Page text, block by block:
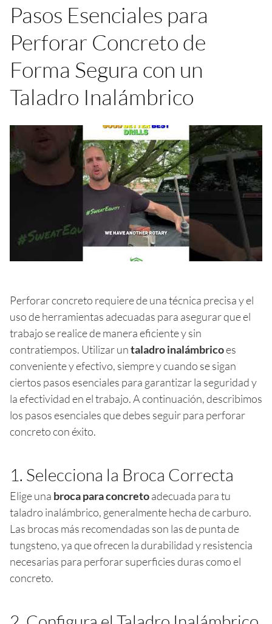
Pasos Esenciales para
Perforar Concreto de
Forma Segura con un
Taladro Inalámbrico
Perforar concreto requiere de una técnica precisa y el
uso de herramientas adecuadas para asegurar que el
trabajo se realice de manera eficiente y sin
contratiempos. Utilizar untaladro inalámbricoes
conveniente y efectivo, siempre y cuando se sigan
ciertos pasos esenciales para garantizar la seguridad y
la efectividad en el trabajo. A continuación, describimos
los pasos esenciales que debes seguir para perforar
concreto con éxito.
1. Selecciona la Broca Correcta
Elige una broca para concretoadecuada para tu
taladro inalámbrico, generalmente hecha de carburo.
Las brocas más recomendadas son las de punta de
tungsteno, ya que ofrecen la durabilidad y resistencia
necesarias para perforar superficies duras como el
concreto.